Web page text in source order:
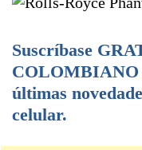
Suscríbase
COLOMBIANO
últimas
celular.